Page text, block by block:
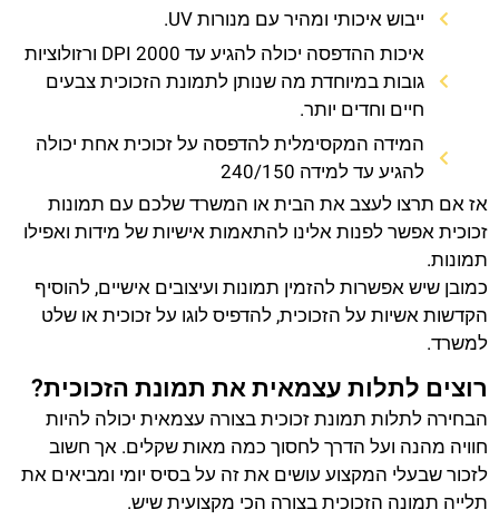
ייבוש איכותי ומהיר עם מנורות UV.
איכות ההדפסה יכולה להגיע עד 2000 DPI ורזולוציות
גובות במיוחדת מה שנותן לתמונת הזכוכית צבעים
חיים וחדים יותר.
המידה המקסימלית להדפסה על זכוכית אחת יכולה
להגיע עד למידה 240/150
אז אם תרצו לעצב את הבית או המשרד שלכם עם תמונות
זכוכית אפשר לפנות אלינו להתאמות אישיות של מידות ואפילו
תמונות.
כמובן שיש אפשרות להזמין תמונות ועיצובים אישיים, להוסיף
הקדשות אשיות על הזכוכית, להדפיס לוגו על זכוכית או שלט
למשרד.
רוצים לתלות עצמאית את תמונת הזכוכית?
הבחירה לתלות תמונת זכוכית בצורה עצמאית יכולה להיות
חוויה מהנה ועל הדרך לחסוך כמה מאות שקלים. אך חשוב
לזכור שבעלי המקצוע עושים את זה על בסיס יומי ומביאים את
תלייה תמונה הזכוכית בצורה הכי מקצועית שיש.